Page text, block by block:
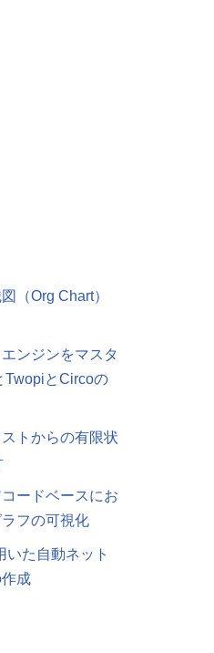
（Org Chart）
ンジンをマスタ
TwopiとCircoの
トからの有限状
ードベースにお
フの可視化
いた自動ネット
成